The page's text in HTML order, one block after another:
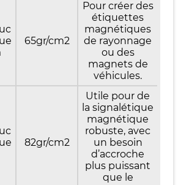
65gr/cm2
Pour créer des
étiquettes
magnétiques
de rayonnage
ou des
magnets de
véhicules.
82gr/cm2
Utile pour de
la signalétique
magnétique
robuste, avec
un besoin
d’accroche
plus puissant
que le